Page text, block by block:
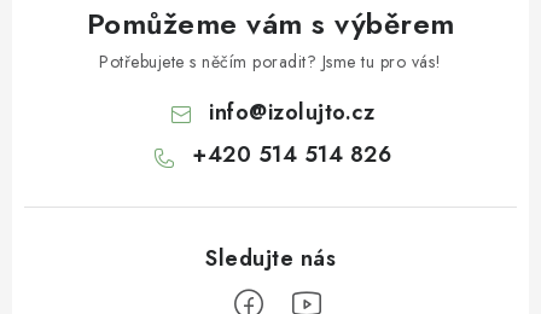
Pomůžeme vám s výběrem
Potřebujete s něčím poradit? Jsme tu pro vás!
info@izolujto.cz
+420 514 514 826